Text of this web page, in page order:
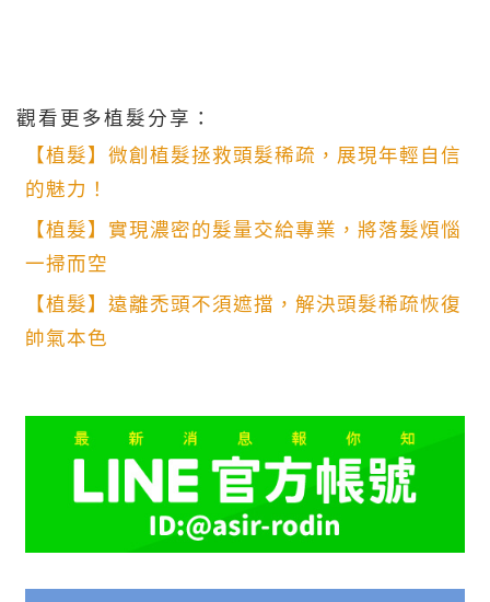
觀看更多植髮分享：
【植髮】微創植髮拯救頭髮稀疏，展現年輕自信
的魅力！
【植髮】實現濃密的髮量交給專業，將落髮煩惱
一掃而空
【植髮】遠離禿頭不須遮擋，解決頭髮稀疏恢復
帥氣本色